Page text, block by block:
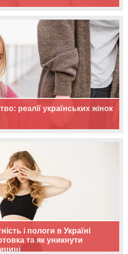
реалії українських жінок
і пологи в Україні
та як уникнути